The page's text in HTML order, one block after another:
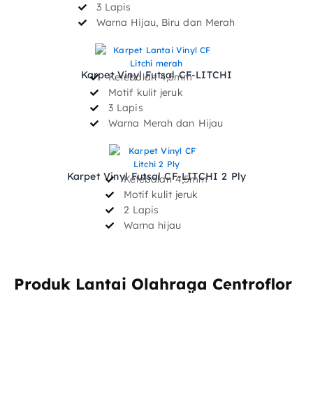
3 Lapis
Warna Hijau, Biru dan Merah
Karpet Vinyl Futsal CF-LITCHI
Ketebalan 4,5mm
Motif kulit jeruk
3 Lapis
Warna Merah dan Hijau
Karpet Vinyl Futsal CF-LITCHI 2 Ply
Ketebalan 4,5mm
Motif kulit jeruk
2 Lapis
Warna hijau
Produk Lantai Olahraga Centroflor
Rumput Sintetis